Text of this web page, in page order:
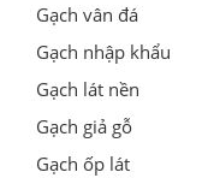
Gạch vân đá
Gạch nhập khẩu
Gạch lát nền
Gạch giả gỗ
Gạch ốp lát